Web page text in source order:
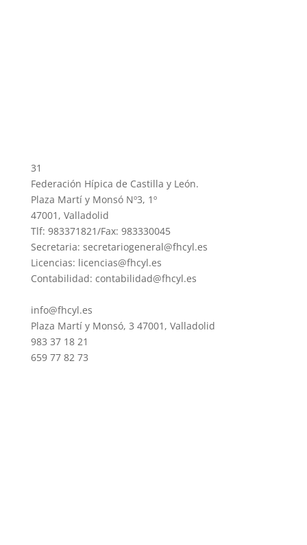
31
Federación Hípica de Castilla y León.
Plaza Martí y Monsó Nº3, 1º
47001, Valladolid
Tlf: 983371821/Fax: 983330045
Secretaria: secretariogeneral@fhcyl.es
Licencias: licencias@fhcyl.es
Contabilidad: contabilidad@fhcyl.es
info@fhcyl.es
Plaza Martí y Monsó, 3 47001, Valladolid
983 37 18 21
659 77 82 73